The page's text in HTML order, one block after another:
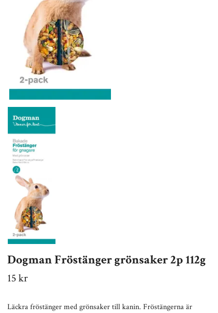
Dogman Fröstänger grönsaker 2p 112g
15 kr
Läckra fröstänger med grönsaker till kanin. Fröstängerna är